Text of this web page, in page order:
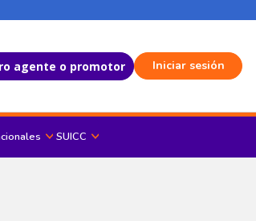
agente o promotor Iniciar sesión
SUICC